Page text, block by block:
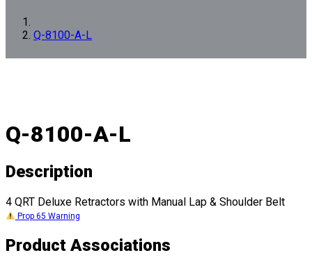
Q-8100-A-L
Q-8100-A-L
Description
4 QRT Deluxe Retractors with Manual Lap & Shoulder Belt
Prop 65 Warning
Product Associations